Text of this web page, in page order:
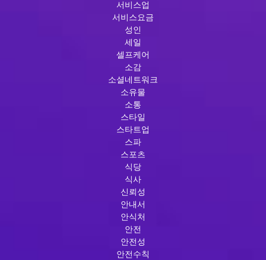
서비스업
서비스요금
성인
세일
셀프케어
소감
소셜네트워크
소유물
소통
스타일
스타트업
스파
스포츠
식당
식사
신뢰성
안내서
안식처
안전
안전성
안전수칙